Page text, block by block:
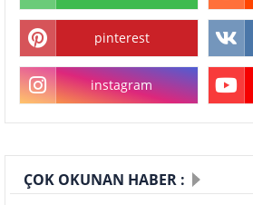
pinterest
instagram
ÇOK OKUNAN HABER :